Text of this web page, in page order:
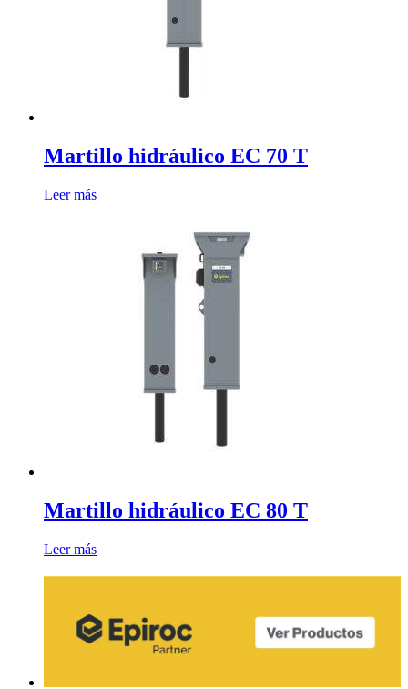
Martillo hidráulico EC 70 T
Leer más
Martillo hidráulico EC 80 T
Leer más